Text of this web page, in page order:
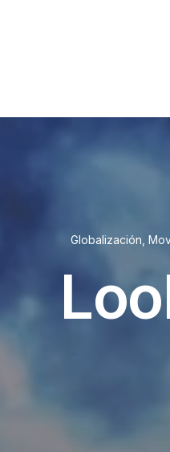
Globalización ,